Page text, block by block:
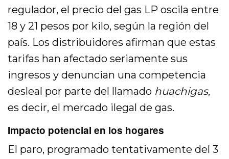
regulador, el precio del gas LP oscila entre
18 y 21 pesos por kilo, según la región del
país. Los distribuidores afirman que estas
tarifas han afectado seriamente sus
ingresos y denuncian una competencia
desleal por parte del llamado huachigas,
es decir, el mercado ilegal de gas.
Impacto potencial en los hogares
El paro, programado tentativamente del 3